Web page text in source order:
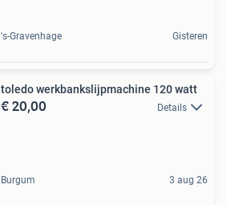
's-Gravenhage Gisteren
toledo werkbankslijpmachine 120 watt
€ 20,00 Details
Burgum 3 aug 26